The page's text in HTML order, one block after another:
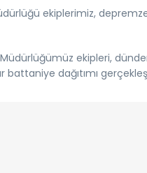
ekiplerimiz,
ekipleri,
battaniye dağıtımı